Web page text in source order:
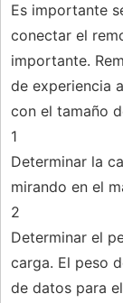
Es importante
conectar el
importante.
de experiencia
con el tamaño
1
Determinar la
mirando en el
2
Determinar el
carga. El peso
de datos para